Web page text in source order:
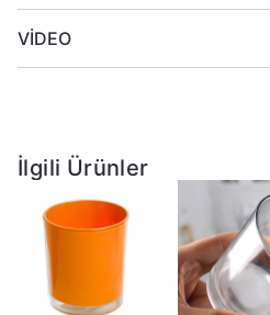
sağlar.
✅Vegan ve Ekolojik
– Hayvansal
vermez.
VİDEO
İlgili Ürünler